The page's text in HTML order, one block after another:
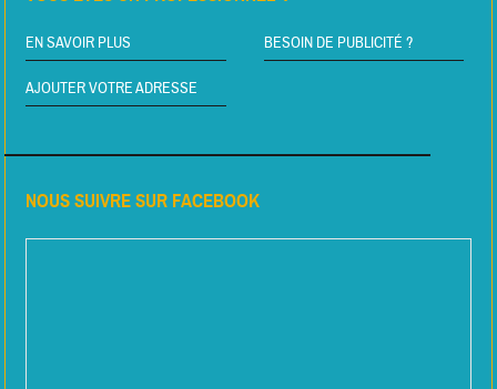
EN SAVOIR PLUS BESOIN DE PUBLICITÉ ?
AJOUTER VOTRE ADRESSE
NOUS SUIVRE SUR FACEBOOK